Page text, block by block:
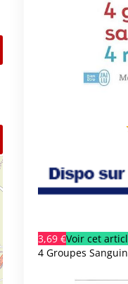
3,69 €Voir cet
4 Groupes